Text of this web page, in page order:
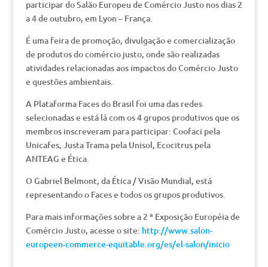
participar do Salão Europeu de Comércio Justo nos dias 2
a 4 de outubro, em Lyon – França.
É uma feira de promoção, divulgação e comercialização
de produtos do comércio justo, onde são realizadas
atividades relacionadas aos impactos do Comércio Justo
e questões ambientais.
A Plataforma Faces do Brasil foi uma das redes
selecionadas e está lá com os 4 grupos produtivos que os
membros inscreveram para participar: Coofaci pela
Unicafes, Justa Trama pela Unisol, Ecocitrus pela
ANTEAG e Ética.
O Gabriel Belmont, da Ética / Visão Mundial, está
representando o Faces e todos os grupos produtivos.
Para mais informações sobre a 2 ª Exposição Européia de
Comércio Justo, acesse o site: http://www.salon-
europeen-commerce-equitable.org/es/el-salon/inicio